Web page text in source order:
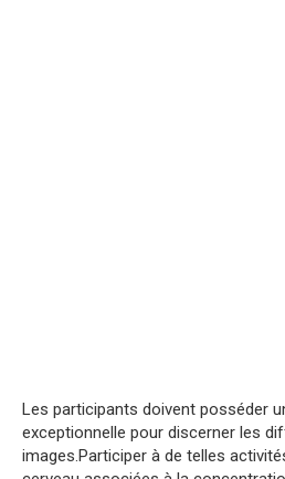
Les participants doivent posséder
exceptionnelle pour discerner les
images.Participer à de telles